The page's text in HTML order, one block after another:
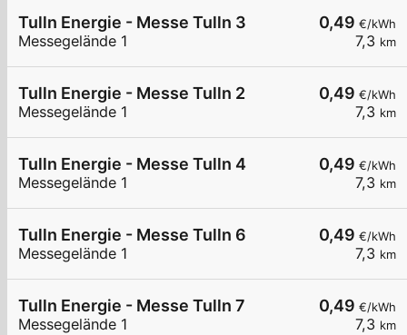
0,49 €/kWh
7,3 km
Tulln Energie - Messe Tulln 3
Messegelände 1
0,49 €/kWh
7,3 km
Tulln Energie - Messe Tulln 2
Messegelände 1
0,49 €/kWh
7,3 km
Tulln Energie - Messe Tulln 4
Messegelände 1
0,49 €/kWh
7,3 km
Tulln Energie - Messe Tulln 6
Messegelände 1
0,49 €/kWh
7,3 km
Tulln Energie - Messe Tulln 7
Messegelände 1